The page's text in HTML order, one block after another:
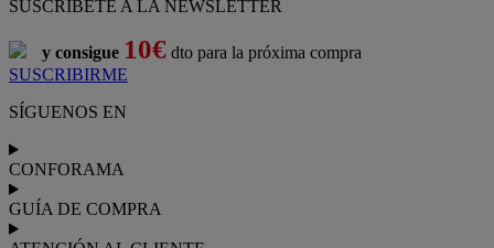
SUSCRÍBETE A LA NEWSLETTER
y consigue 10€ dto para la próxima compra
SUSCRIBIRME
SÍGUENOS EN
CONFORAMA
GUÍA DE COMPRA